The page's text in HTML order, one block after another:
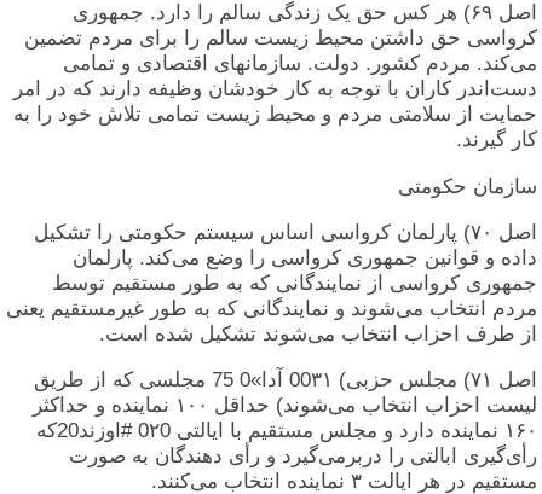
اصل ۶۹) هر کس حق یک زندگی سالم را دارد. جمهوری
کرواسی حق داشتن محیط زیست سالم را برای مردم تضمین
می‌کند. مردم کشور. دولت. سازمانهای اقتصادی و تمامی
دست‌اندر کاران با توجه به کار خودشان وظیفه دارند که در امر
حمایت از سلامتی مردم و محیط زیست تمامی تلاش خود را به
کار گیرند.
سازمان حکومتی
اصل ۷۰) پارلمان کرواسی اساس سیستم حکومتی را تشکیل
داده و قوانین جمهوری کرواسی را وضع می‌کند. پارلمان
جمهوری کرواسی از نمایندگانی که به طور مستقیم توسط
مردم انتخاب می‌شوند و نمایندگانی که به طور غیرمستقیم یعنی
از طرف احزاب انتخاب می‌شوند تشکیل شده است.
اصل ۷۱) مجلس حزبی) 00۳۱ آدا»0 75 مجلسی که از طریق
لیست احزاب انتخاب می‌شوند) حداقل ۱۰۰ نماینده و حداکثر
۱۶۰ نماینده دارد و مجلس مستقیم با ایالتی 0۲0 #اوزند20که
رأی‌گیری ابالتی را دربرمی‌گیرد و رأی دهندگان به صورت
مستقیم در هر ایالت ۳ نماینده انتخاب می‌کنند.